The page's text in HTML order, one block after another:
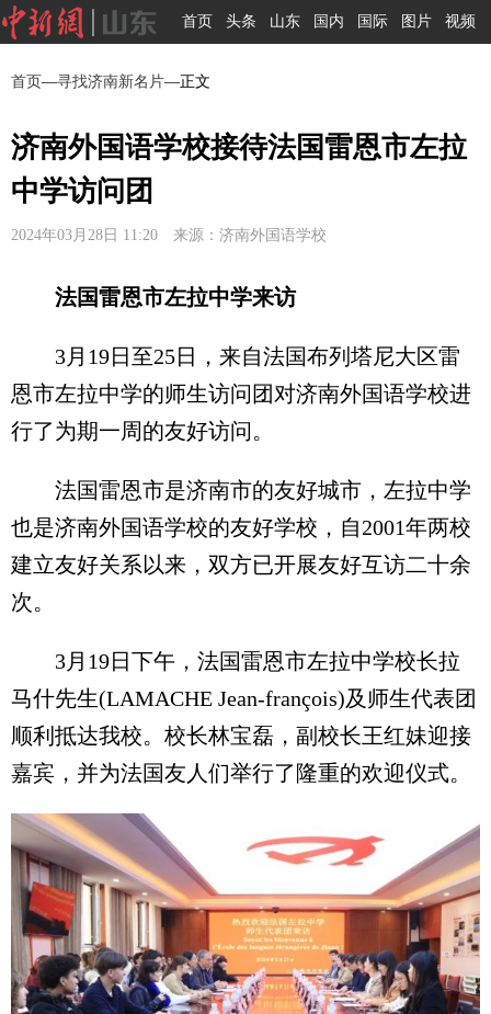
首页 头条 山东 国内 国际 图片 视频
首页—寻找济南新名片—正文
济南外国语学校接待法国雷恩市左拉
中学访问团
2024年03月28日 11:20 来源：济南外国语学校
法国雷恩市左拉中学来访
3月19日至25日，来自法国布列塔尼大区雷
恩市左拉中学的师生访问团对济南外国语学校进
行了为期一周的友好访问。
法国雷恩市是济南市的友好城市，左拉中学
也是济南外国语学校的友好学校，自2001年两校
建立友好关系以来，双方已开展友好互访二十余
次。
3月19日下午，法国雷恩市左拉中学校长拉
马什先生(LAMACHE Jean-françois)及师生代表团
顺利抵达我校。校长林宝磊，副校长王红妹迎接
嘉宾，并为法国友人们举行了隆重的欢迎仪式。